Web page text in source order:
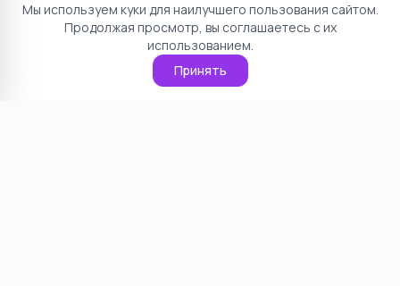
Мы используем куки для наилучшего пользования сайтом.
Продолжая просмотр, вы соглашаетесь с их
использованием.
Принять